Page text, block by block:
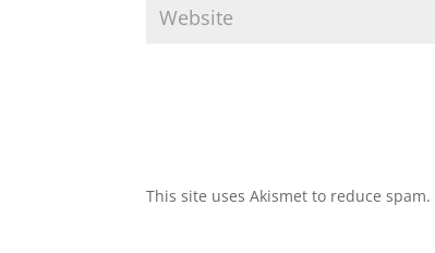
This site uses Akismet to reduce spam.